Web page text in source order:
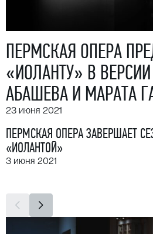
ПЕРМСКАЯ ОПЕРА
«ИОЛАНТУ» В
АБАШЕВА И МАРАТА
23 июня 2021
ПЕРМСКАЯ ОПЕРА ЗАВЕРШАЕТ
«ИОЛАНТОЙ»
3 июня 2021